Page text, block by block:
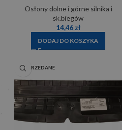
Osłony dolne i górne silnika i
sk.biegów
14,46 zł
DODAJ DO KOSZYKA
WYPRZEDANE